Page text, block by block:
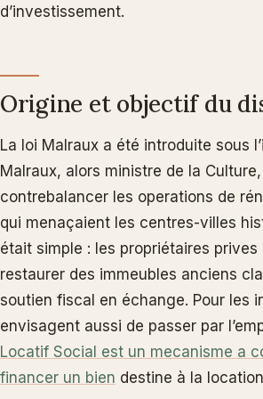
d’investissement.
Origine et objectif du
La loi Malraux a été introduite sous
Malraux, alors ministre de la
contrebalancer les operations de
qui menaçaient les centres-villes
était simple : les propriétaires prives
restaurer des immeubles anciens
soutien fiscal en échange. Pour les
envisagent aussi de passer par
Locatif Social est un mecanisme a
financer un bien destine à la